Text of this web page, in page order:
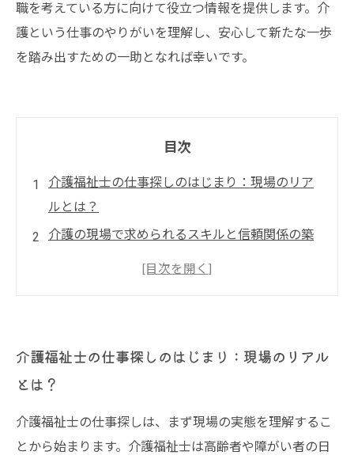
職を考えている方に向けて役立つ情報を提供します。介
護という仕事のやりがいを理解し、安心して新たな一歩
を踏み出すための一助となれば幸いです。
目次
介護福祉士の仕事探しのはじまり：現場のリア
ルとは？
介護の現場で求められるスキルと信頼関係の築
アパス
介護福祉士として安心して働くために知ってお
きたいこと
介護福祉士の求人情報の見方と仕事探しのコツ
介護福祉士の仕事探しのはじまり：現場のリアル
とは？
介護福祉士の仕事探しは、まず現場の実態を理解するこ
とから始まります。介護福祉士は高齢者や障がい者の日